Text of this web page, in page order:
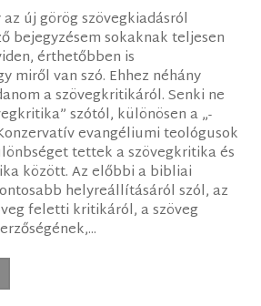
új görög szövegkiadásról
bejegyzésem sokaknak teljesen
érthetőbben is
miről van szó. Ehhez néhány
a szövegkritikáról. Senki ne
szótól, különösen a „-
evangéliumi teológusok
tettek a szövegkritika és
között. Az előbbi a bibliai
helyreállításáról szól, az
feletti kritikáról, a szöveg